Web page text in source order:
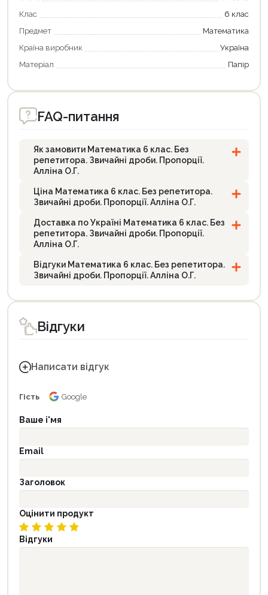
Клас
6 клас
Предмет
Математика
Країна виробник
Україна
Матеріал
Папір
FAQ-питання
Як замовити Математика 6 клас. Без
репетитора. Звичайні дроби. Пропорції.
Алліна О.Г.
Ціна Математика 6 клас. Без репетитора.
Звичайні дроби. Пропорції. Алліна О.Г.
Доставка по Україні Математика 6 клас. Без
репетитора. Звичайні дроби. Пропорції.
Алліна О.Г.
Відгуки Математика 6 клас. Без репетитора.
Звичайні дроби. Пропорції. Алліна О.Г.
Відгуки
Написати відгук
Гість Google
Ваше і'мя
Email
Заголовок
Оцінити продукт
Відгуки